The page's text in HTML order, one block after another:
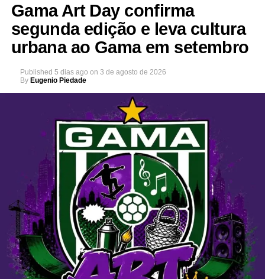
Gama Art Day confirma
segunda edição e leva cultura
urbana ao Gama em setembro
Published 5 dias ago on 3 de agosto de 2026
By Eugenio Piedade